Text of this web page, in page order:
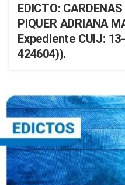
EDICTO:
PIQUER ADRIANA
Expediente CUIJ:
424604)).